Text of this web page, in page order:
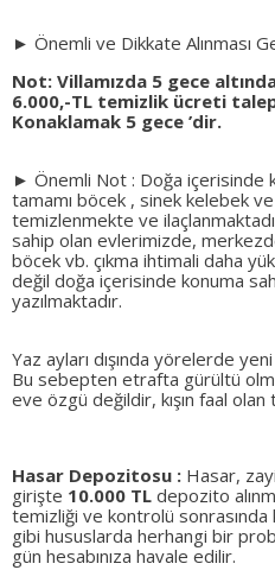
► Önemli ve Dikkate Alınması
Not: Villamızda 5 gece
6.000,-TL temizlik ücreti
Konaklamak 5 gece ’dir.
► Önemli Not : Doğa içerisinde
tamamı böcek , sinek kelebek
temizlenmekte ve
sahip olan evlerimizde,
böcek vb. çıkma ihtimali daha
değil doğa içerisinde konuma
yazılmaktadır.
Yaz ayları dışında yörelerde
Bu sebepten etrafta gürültü
eve özgü değildir, kışın faal
Hasar Depozitosu : Hasar,
girişte 10.000 TL depozito
temizliği ve kontrolü sonrasında
gibi hususlarda herhangi bir
gün hesabınıza havale edilir.